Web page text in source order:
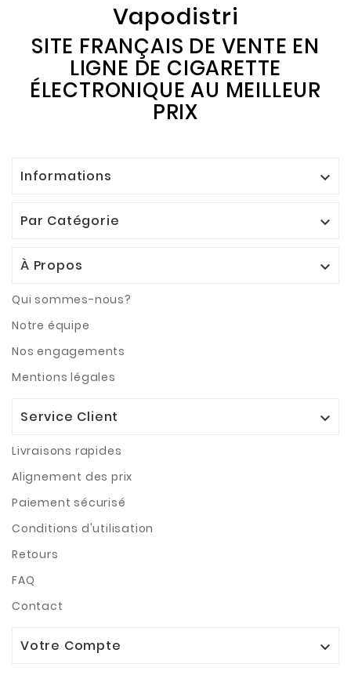
Vapodistri
SITE FRANÇAIS DE VENTE EN
LIGNE DE CIGARETTE
ÉLECTRONIQUE AU MEILLEUR
PRIX
Informations 
Par Catégorie 
À Propos 
Qui sommes-nous?
Notre équipe
Nos engagements
Mentions légales
Service Client 
Livraisons rapides
Alignement des prix
Paiement sécurisé
Conditions d'utilisation
Retours
FAQ
Contact
Votre Compte 